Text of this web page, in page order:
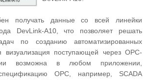
получать данные со всей линейки
DevLink-A10, что позволяет решать
по созданию автоматизированных
визуализация поступающей через OPC-
возможна в любом приложении,
OPC, например, SCADA